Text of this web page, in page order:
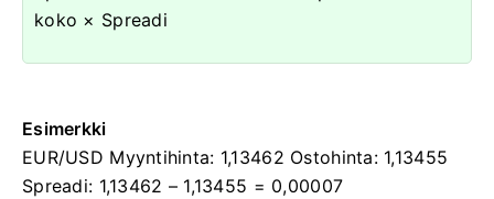
koko × Spreadi
Esimerkki
EUR/USD Myyntihinta: 1,13462 Ostohinta: 1,13455
Spreadi: 1,13462 – 1,13455 = 0,00007